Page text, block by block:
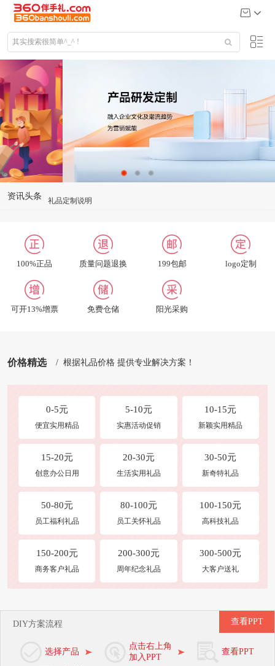
资讯头条 礼品定制说明
关于我们
联系我们
合作及洽谈
修改收货地址
100%正品 质量问题退换 199包邮 logo定制
可开13%增票 免费仓储 阳光采购
价格精选 / 根据礼品价格 提供专业解决方案！
0-5元
便宜实用精品
5-10元
实惠活动促销
10-15元
新颖实用精品
15-20元
创意办公日用
20-30元
生活实用礼品
30-50元
新奇特礼品
50-80元
员工福利礼品
80-100元
员工关怀礼品
100-150元
高科技礼品
150-200元
商务客户礼品
200-300元
周年纪念礼品
300-500元
大客户送礼
DIY方案流程
选择产品
点击右上角
加入PPT
查看PPT
查看PPT